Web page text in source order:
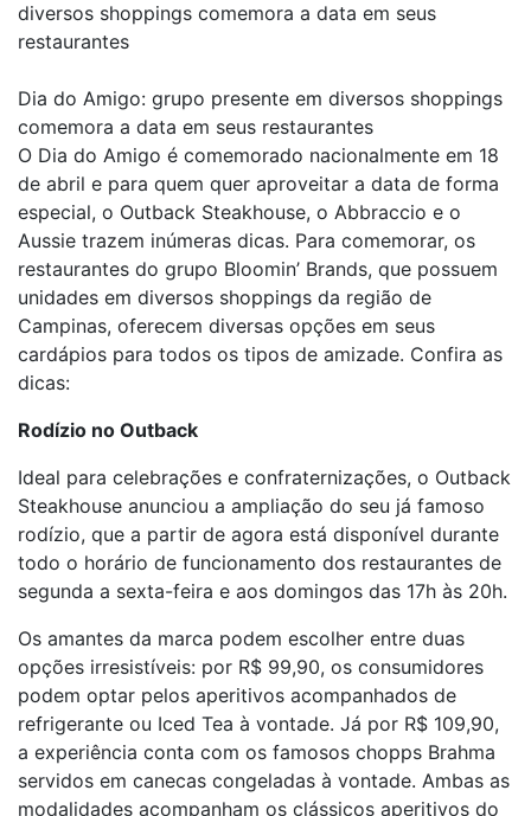
diversos shoppings comemora a data em seus
restaurantes
Dia do Amigo: grupo presente em diversos shoppings
comemora a data em seus restaurantes
O Dia do Amigo é comemorado nacionalmente em 18
de abril e para quem quer aproveitar a data de forma
especial, o Outback Steakhouse, o Abbraccio e o
Aussie trazem inúmeras dicas. Para comemorar, os
restaurantes do grupo Bloomin’ Brands, que possuem
unidades em diversos shoppings da região de
Campinas, oferecem diversas opções em seus
cardápios para todos os tipos de amizade. Confira as
dicas:
Rodízio no Outback
Ideal para celebrações e confraternizações, o Outback
Steakhouse anunciou a ampliação do seu já famoso
rodízio, que a partir de agora está disponível durante
todo o horário de funcionamento dos restaurantes de
segunda a sexta-feira e aos domingos das 17h às 20h.
Os amantes da marca podem escolher entre duas
opções irresistíveis: por R$ 99,90, os consumidores
podem optar pelos aperitivos acompanhados de
refrigerante ou Iced Tea à vontade. Já por R$ 109,90,
a experiência conta com os famosos chopps Brahma
servidos em canecas congeladas à vontade. Ambas as
modalidades acompanham os clássicos aperitivos do